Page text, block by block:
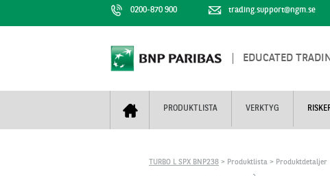
0200-870 900 trading.support@ngm.se
EDUCATED
PRODUKTLISTA VERKTYG
Mini Futures
Nyhestbrev+
Finansiell information
TURBO L SPX BNP238 > Produktlista > Produktdetaljer